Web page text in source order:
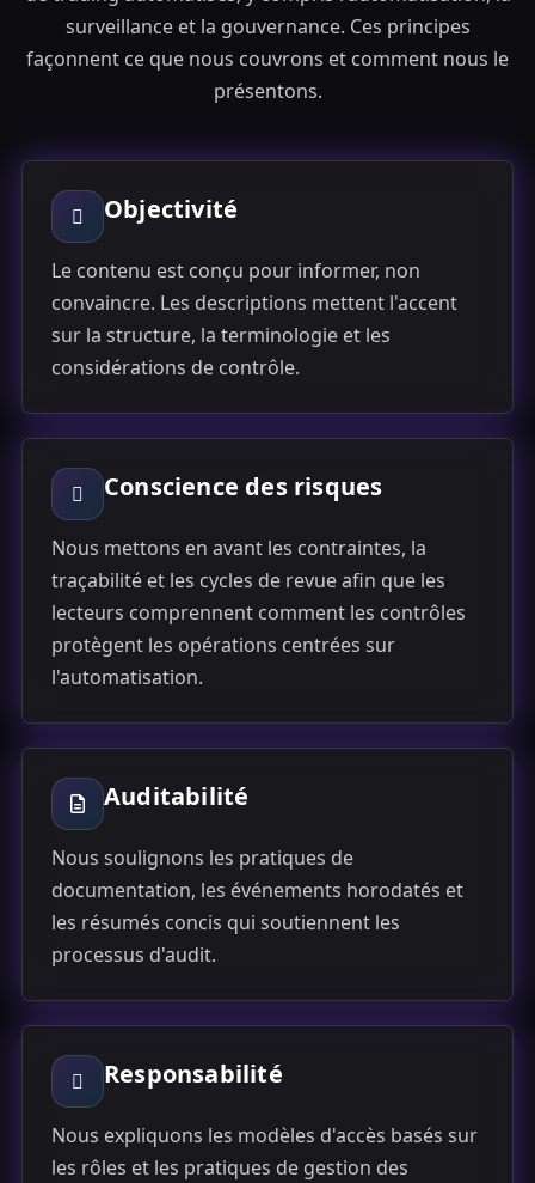
surveillance et la gouvernance. Ces principes
façonnent ce que nous couvrons et comment nous le
présentons.
Objectivité
Le contenu est conçu pour informer, non
convaincre. Les descriptions mettent l'accent
sur la structure, la terminologie et les
considérations de contrôle.
Conscience des risques
Nous mettons en avant les contraintes, la
traçabilité et les cycles de revue afin que les
lecteurs comprennent comment les contrôles
protègent les opérations centrées sur
l'automatisation.
Auditabilité
Nous soulignons les pratiques de
documentation, les événements horodatés et
les résumés concis qui soutiennent les
processus d'audit.
Responsabilité
Nous expliquons les modèles d'accès basés sur
les rôles et les pratiques de gestion des